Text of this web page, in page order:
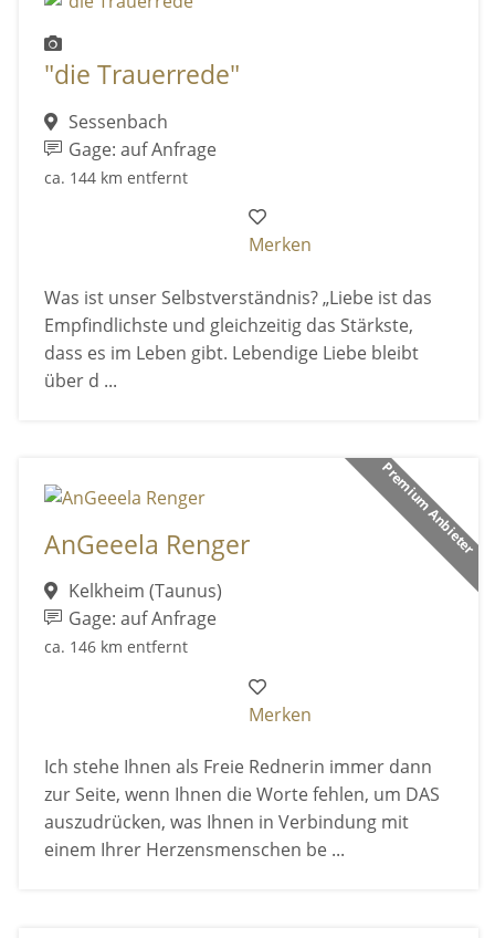
"die Trauerrede"
Sessenbach
Gage: auf Anfrage
ca. 144 km entfernt
Merken
Was ist unser Selbstverständnis? „Liebe ist das
Empfindlichste und gleichzeitig das Stärkste,
dass es im Leben gibt. Lebendige Liebe bleibt
über d ...
Premium Anbieter
AnGeeela Renger
Kelkheim (Taunus)
Gage: auf Anfrage
ca. 146 km entfernt
Merken
Ich stehe Ihnen als Freie Rednerin immer dann
zur Seite, wenn Ihnen die Worte fehlen, um DAS
auszudrücken, was Ihnen in Verbindung mit
einem Ihrer Herzensmenschen be ...